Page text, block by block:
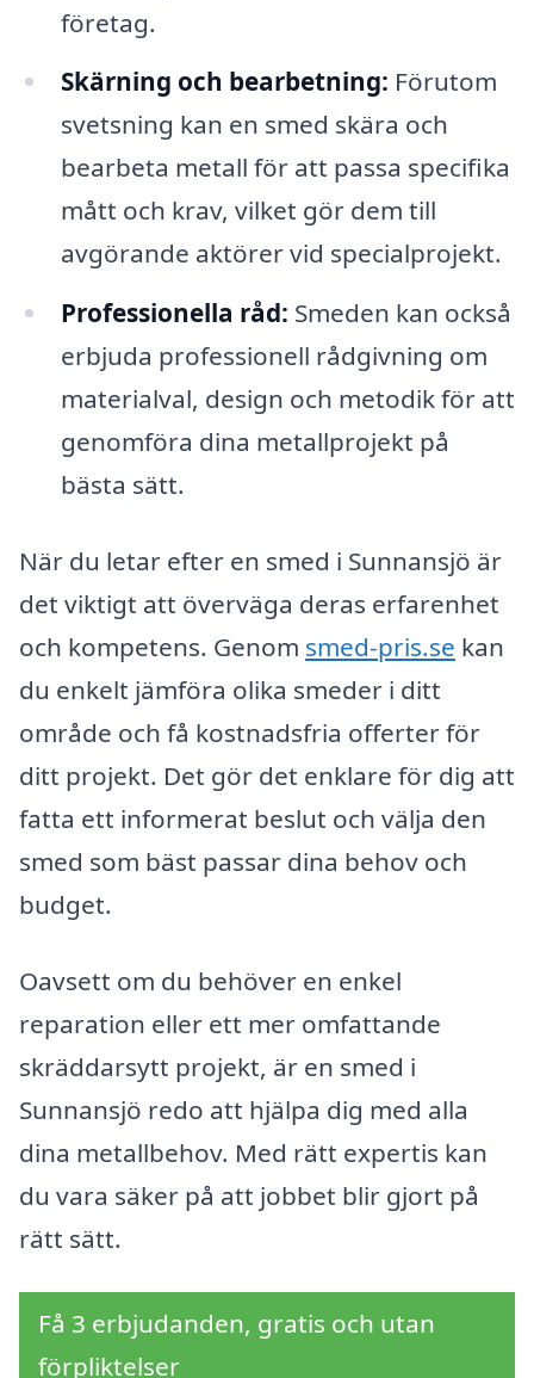
företag.
Skärning och bearbetning: Förutom
svetsning kan en smed skära och
bearbeta metall för att passa specifika
mått och krav, vilket gör dem till
avgörande aktörer vid specialprojekt.
Professionella råd: Smeden kan också
erbjuda professionell rådgivning om
materialval, design och metodik för att
genomföra dina metallprojekt på
bästa sätt.
När du letar efter en smed i Sunnansjö är
det viktigt att överväga deras erfarenhet
och kompetens. Genom smed-pris.se kan
du enkelt jämföra olika smeder i ditt
område och få kostnadsfria offerter för
ditt projekt. Det gör det enklare för dig att
fatta ett informerat beslut och välja den
smed som bäst passar dina behov och
budget.
Oavsett om du behöver en enkel
reparation eller ett mer omfattande
skräddarsytt projekt, är en smed i
Sunnansjö redo att hjälpa dig med alla
dina metallbehov. Med rätt expertis kan
du vara säker på att jobbet blir gjort på
rätt sätt.
Få 3 erbjudanden, gratis och utan
förpliktelser